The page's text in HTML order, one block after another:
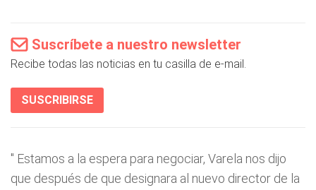
Suscríbete a nuestro newsletter
Recibe todas las noticias en tu casilla de e-mail.
SUSCRIBIRSE
" Estamos a la espera para negociar, Varela nos dijo
que después de que designara al nuevo director de la